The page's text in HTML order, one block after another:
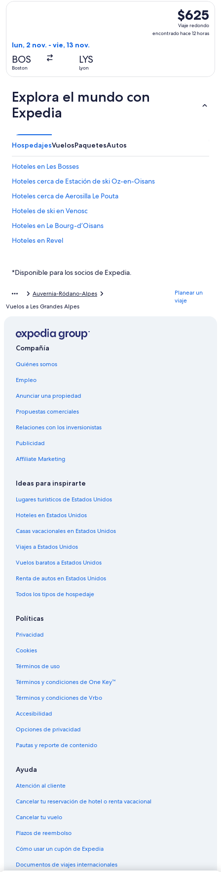
$625
Viaje
redondo,
$625
Viaje redondo
encontrado hace 12 horas
lun, 2 nov. - vie, 13 nov.
BOS
Boston
LYS
Lyon
Seleccionar vuelo de TAP Portugal, con salida el lun, 2
Explora el mundo con
Expedia
HospedajesVuelosPaquetesAutos
Hoteles en Les Bosses
Hoteles cerca de Estación de ski Oz-en-Oisans
Hoteles cerca de Aerosilla Le Pouta
Hoteles de ski en Venosc
Hoteles en Le Bourg-dʼOisans
Hoteles en Revel
B&B en Besse
Hoteles con guardería en Centro de Ski Les Deux Alpes
Hoteles en Centro de Ski Les Deux Alpes
Hoteles en Saint-Christophe-en-Oisans
Apartamentos en Uriage-les-Bains
Hoteles en Viel-Alpe
Hoteles en Livet-et-Gavet
Hoteles familiares en Mizoen
Hoteles en Mizoen
Hoteles en Chamrousse
Hoteles cerca de Telesquí Alpauris
*Disponible para los socios de Expedia.
Auvernia-Ródano-Alpes
Vuelos a Les Grandes Alpes
Planear un
viaje
Compañía
Quiénes somos
Empleo
Anunciar una propiedad
Propuestas comerciales
Relaciones con los inversionistas
Publicidad
Affiliate Marketing
Ideas para inspirarte
Lugares turísticos de Estados Unidos
Hoteles en Estados Unidos
Casas vacacionales en Estados Unidos
Viajes a Estados Unidos
Vuelos baratos a Estados Unidos
Renta de autos en Estados Unidos
Todos los tipos de hospedaje
Políticas
Privacidad
Cookies
Términos de uso
Términos y condiciones de One Key™
Términos y condiciones de Vrbo
Accesibilidad
Opciones de privacidad
Pautas y reporte de contenido
Ayuda
Atención al cliente
Cancelar tu reservación de hotel o renta vacacional
Cancelar tu vuelo
Plazos de reembolso
Cómo usar un cupón de Expedia
Documentos de viajes internacionales